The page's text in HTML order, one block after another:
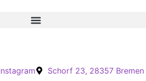
Schorf 23, 28357 Bremen